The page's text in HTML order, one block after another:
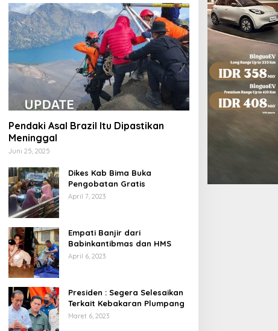
Pendaki Asal Brazil Itu Dipastikan
Meninggal
Juni 25, 2025
Dikes Kab Bima Buka
Pengobatan Gratis
April 7, 2023
Empati Banjir dari
Babinkantibmas dan HMS
April 6, 2023
Presiden : Segera Selesaikan
Terkait Kebakaran Plumpang
Maret 6, 2023